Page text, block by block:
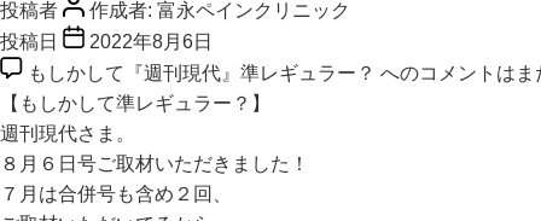
投稿者
作成者: 富永ペインクリニック
投稿日
2022年8月6日
もしかして『週刊現代』準レギュラー？ へのコメントは
【もしかして準レギュラー？】
週刊現代さま。
８月６日号ご取材いただきました！
７月は合併号も含め２回、